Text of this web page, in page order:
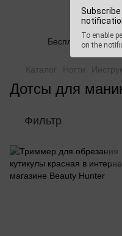
To enable
on the
Бесплатная
Каталог Ногти
Дотсы для
Фильтр